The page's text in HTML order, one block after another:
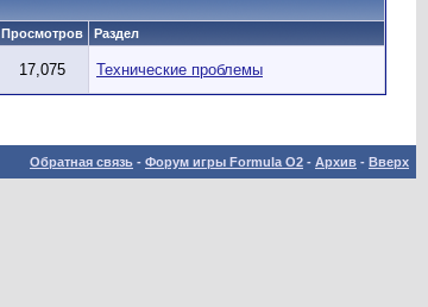
Просмотров Раздел
17,075 Технические проблемы
Обратная связь - Форум игры Formula O2 - Архив - Вверх